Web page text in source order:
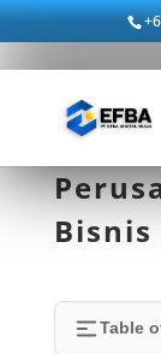
Table